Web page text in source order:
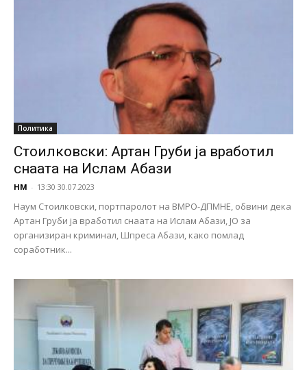
Политика
Стоилковски: Артан Груби ја вработил
снаата на Ислам Абази
НМ - 13:30 30.07.2023
Наум Стоилковски, портпаролот на ВМРО-ДПМНЕ, обвини дека
Артан Груби ја вработил снаата на Ислам Абази, ЈО за
организиран криминал, Шпреса Абази, како помлад
соработник...